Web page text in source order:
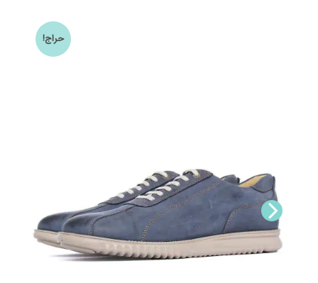
حراج!
Nex